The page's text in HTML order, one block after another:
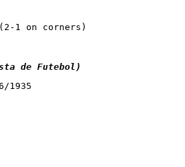
1 on corners)
de Futebol)
1935